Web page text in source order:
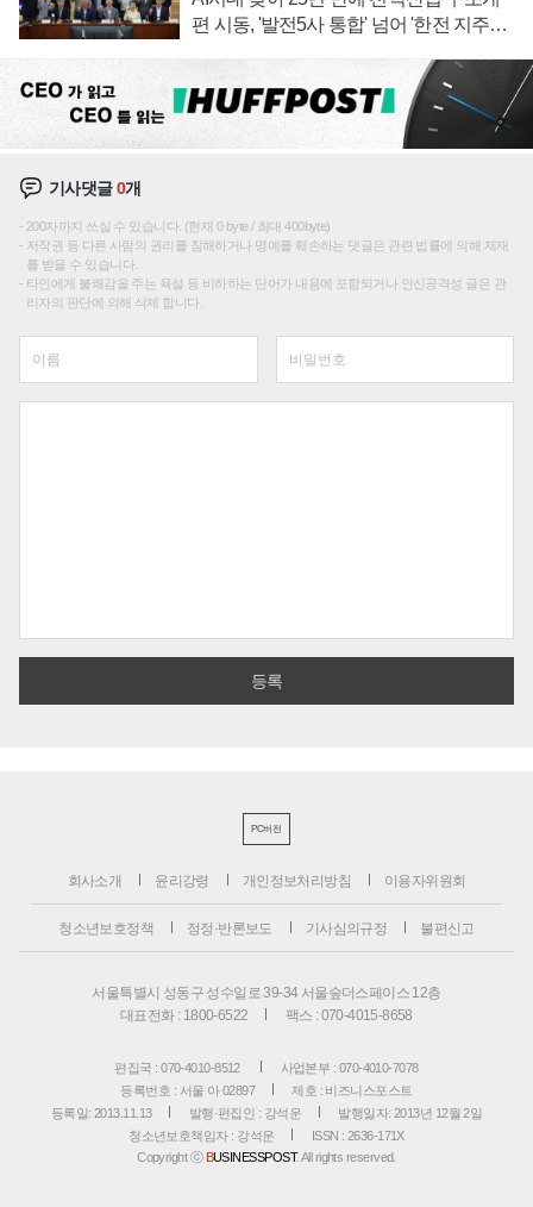
편 시동, '발전5사 통합' 넘어 '한전 지주사'
기사댓글0개
200자까지 쓰실 수 있습니다. (현재 0 byte / 최대 400byte)
저작권 등 다른 사람의 권리를 침해하거나 명예를 훼손하는 댓글은 관련 법률에 의해 제재
를 받을 수 있습니다.
타인에게 불쾌감을 주는 욕설 등 비하하는 단어가 내용에 포함되거나 인신공격성 글은 관
리자의 판단에 의해 삭제 합니다.
PC버전
회사소개 윤리강령 개인정보처리방침 이용자위원회
청소년보호정책 정정·반론보도 기사심의규정 불편신고
서울특별시 성동구 성수일로 39-34 서울숲더스페이스 12층
대표전화 : 1800-6522
팩스 : 070-4015-8658
편집국 : 070-4010-8512
사업본부 : 070-4010-7078
등록번호 : 서울 아 02897
제호 : 비즈니스포스트
등록일: 2013.11.13
발행·편집인 : 강석운
발행일자: 2013년 12월 2일
청소년보호책임자 : 강석운
ISSN : 2636-171X
Copyright ⓒ BUSINESSPOST. All rights reserved.